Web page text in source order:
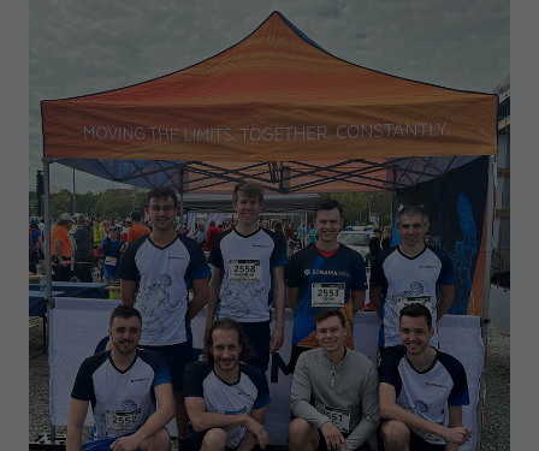
1 Tag
Zweck
Wird von Google Analytics verwendet, um die
Anforderungsrate einzuschränken
Name _gid
Anbieter Google LLC
1 Tag
Zweck
Registriert eine eindeutige ID, die verwendet wird,
um statistische Daten dazu, wie der Besucher die
Website nutzt, zu generieren.